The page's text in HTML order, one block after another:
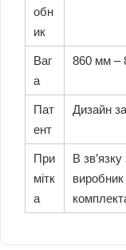
обн
ик
Ваг
а
860 мм –
Пат
ент
Дизайн
При
мітк
а
В